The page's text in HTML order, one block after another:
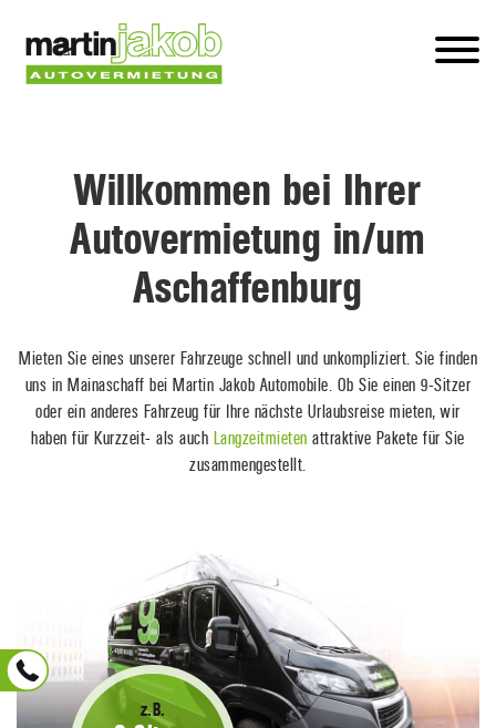
Willkommen bei Ihrer
Autovermietung in/um
Aschaffenburg
Mieten Sie eines unserer Fahrzeuge schnell und unkompliziert. Sie finden
uns in Mainaschaff bei Martin Jakob Automobile. Ob Sie einen 9-Sitzer
oder ein anderes Fahrzeug für Ihre nächste Urlaubsreise mieten, wir
haben für Kurzzeit- als auch Langzeitmieten attraktive Pakete für Sie
zusammengestellt.
z.B.